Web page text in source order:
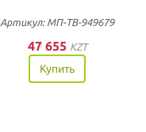
Артикул: МП-ТВ-949679
47 655 KZT
Купить